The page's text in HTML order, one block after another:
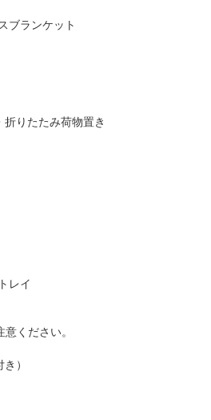
ブランケット
折りたたみ荷物置き
レイ
ください。
）